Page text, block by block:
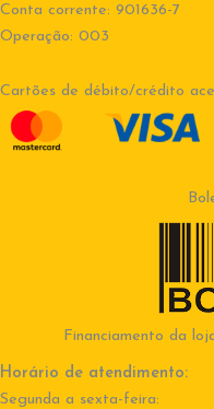
Conta corrente: 901636-7
Operação: 003
Cartões de débito/crédito
Financiamento da
Horário de atendimento:
Segunda a sexta-feira: